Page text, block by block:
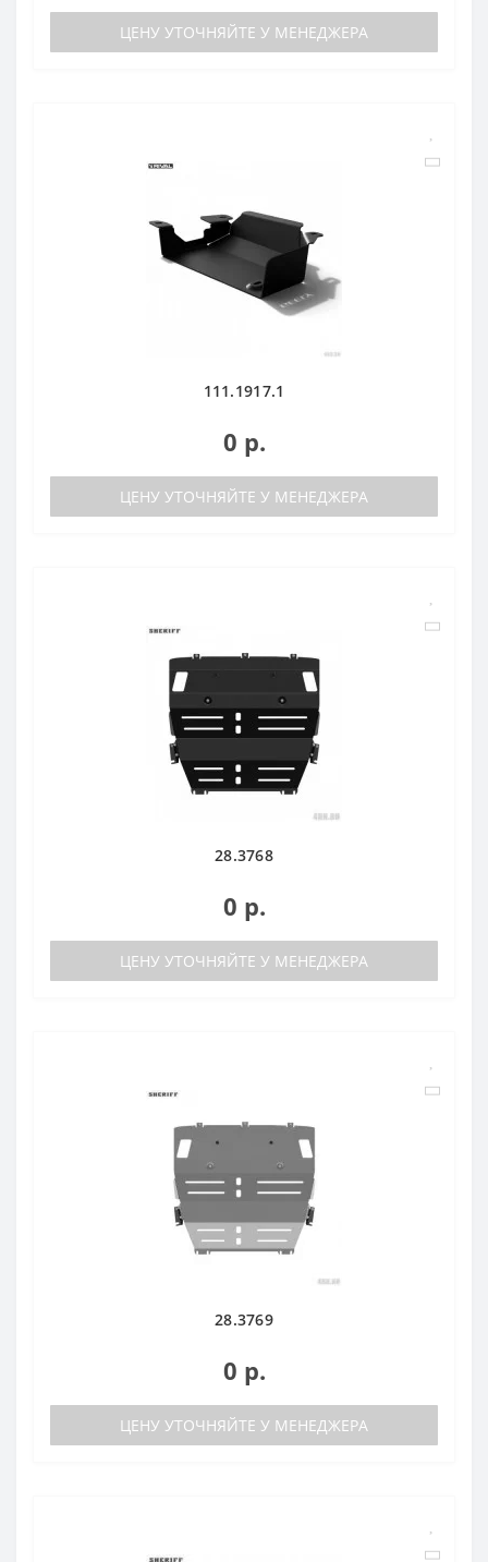
ЦЕНУ УТОЧНЯЙТЕ У МЕНЕДЖЕРА
111.1917.1
0 р.
ЦЕНУ УТОЧНЯЙТЕ У МЕНЕДЖЕРА
28.3768
0 р.
ЦЕНУ УТОЧНЯЙТЕ У МЕНЕДЖЕРА
28.3769
0 р.
ЦЕНУ УТОЧНЯЙТЕ У МЕНЕДЖЕРА